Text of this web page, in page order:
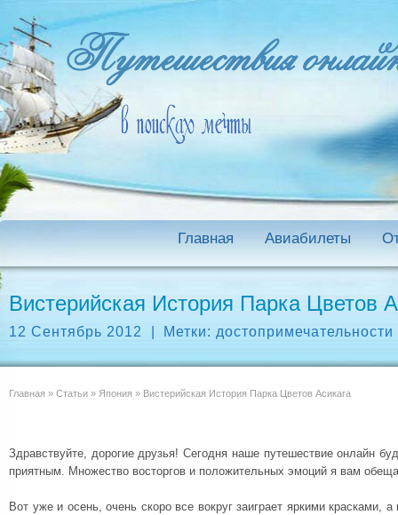
Главная Авиабилеты
Вистерийская История Парка Цветов
12 Сентябрь 2012 Метки:
Главная » Статьи » Япония » Вистерийская История Парка Цветов Асикага
Здравствуйте, дорогие друзья! Сегодня наше путешествие онлайн
приятным. Множество восторгов и положительных эмоций я вам
Вот уже и осень, очень скоро все вокруг заиграет яркими красками,